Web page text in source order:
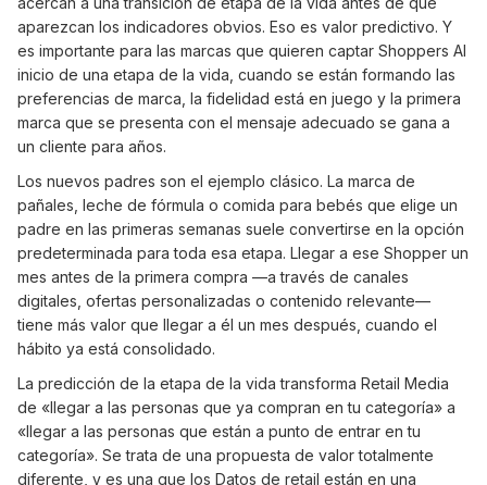
aparezcan los indicadores obvios. Eso es valor predictivo. Y
es importante para las marcas que quieren captar Shoppers AI
inicio de una etapa de la vida, cuando se están formando las
preferencias de marca, la fidelidad está en juego y la primera
marca que se presenta con el mensaje adecuado se gana a
un cliente para años.
Los nuevos padres son el ejemplo clásico. La marca de
pañales, leche de fórmula o comida para bebés que elige un
padre en las primeras semanas suele convertirse en la opción
predeterminada para toda esa etapa. Llegar a ese Shopper un
mes antes de la primera compra —a través de canales
digitales, ofertas personalizadas o contenido relevante—
tiene más valor que llegar a él un mes después, cuando el
hábito ya está consolidado.
La predicción de la etapa de la vida transforma Retail Media
de «llegar a las personas que ya compran en tu categoría» a
«llegar a las personas que están a punto de entrar en tu
categoría». Se trata de una propuesta de valor totalmente
diferente, y es una que los Datos de retail están en una